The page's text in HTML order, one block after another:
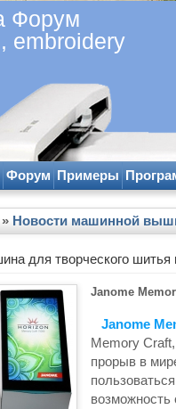
Форум
embroidery
Форум Примеры
» Новости машинной
для творческого
Janome
Janome
Memory
прорыв в
возможность